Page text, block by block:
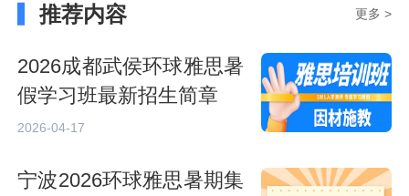
推荐内容 更多 >
2026成都武侯环球雅思暑
假学习班最新招生简章
2026-04-17
宁波2026环球雅思暑期集